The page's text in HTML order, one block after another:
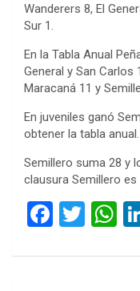
Wanderers 8, El
Sur 1.
En la Tabla Anual
General y San Carlos
Maracaná 11 y
En juveniles ganó
obtener la tabla anual.
Semillero suma 28 y
clausura Semillero es
F
ce
T
tt
W
at